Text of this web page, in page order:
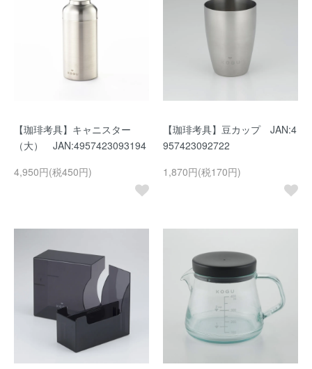
【珈琲考具】キャニスター
（大） JAN:4957423093194
4,950円(税450円)
【珈琲考具】豆カップ JAN:4
957423092722
1,870円(税170円)